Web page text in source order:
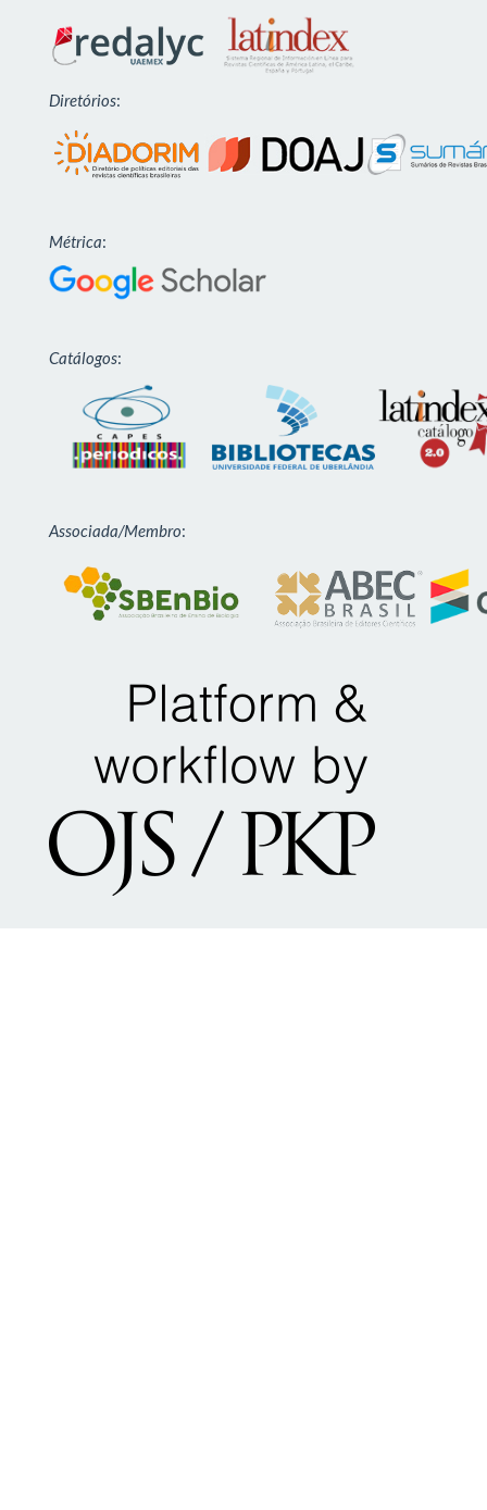
Diretórios:
Métrica:
Catálogos:
Associada/Membro: